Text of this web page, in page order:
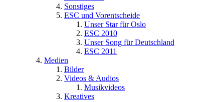
Sonstiges
ESC und Vorentscheide
Unser Star für Oslo
ESC 2010
Unser Song für Deutschland
ESC 2011
Medien
Bilder
Videos & Audios
Musikvideos
Kreatives